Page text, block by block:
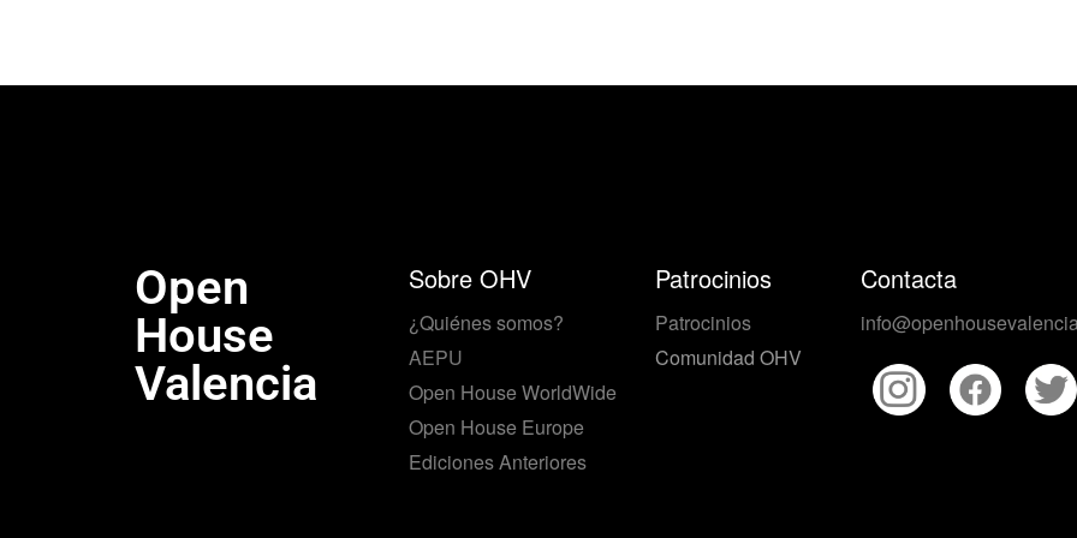
Open
House
Valencia
Sobre OHV
¿Quiénes somos?
AEPU
Open House WorldWide
Open House Europe
Ediciones Anteriores
Patrocinios
Patrocinios
Comunidad OHV
Contacta